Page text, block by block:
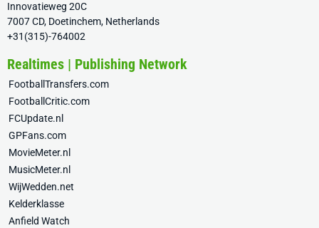
Innovatieweg 20C
7007 CD, Doetinchem, Netherlands
+31(315)-764002
Realtimes | Publishing Network
FootballTransfers.com
FootballCritic.com
FCUpdate.nl
GPFans.com
MovieMeter.nl
MusicMeter.nl
WijWedden.net
Kelderklasse
Anfield Watch